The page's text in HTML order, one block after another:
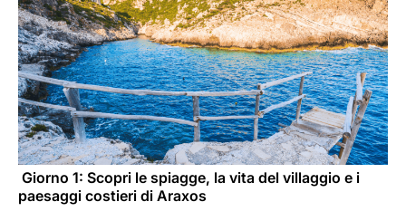
Giorno 1: Scopri le spiagge, la vita del villaggio e i
paesaggi costieri di Araxos